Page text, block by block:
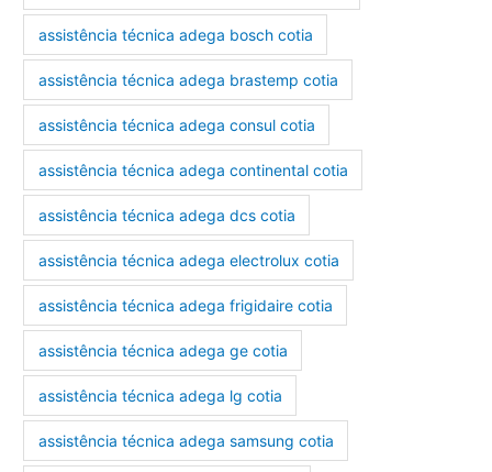
assistência técnica adega bosch cotia
assistência técnica adega brastemp cotia
assistência técnica adega consul cotia
assistência técnica adega continental cotia
assistência técnica adega dcs cotia
assistência técnica adega electrolux cotia
assistência técnica adega frigidaire cotia
assistência técnica adega ge cotia
assistência técnica adega lg cotia
assistência técnica adega samsung cotia